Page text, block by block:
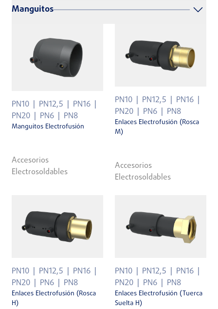
Manguitos
PN10 PN12,5
PN16
PN20
PN6 PN8
Manguitos Electrofusión
Accesorios
Electrosoldables
PN10 PN12,5
PN16
PN20
PN6 PN8
Enlaces Electrofusión (Rosca
M)
Accesorios
Electrosoldables
PN10 PN12,5
PN16
PN20
PN6 PN8
Enlaces Electrofusión (Rosca
H)
PN10 PN12,5
PN16
PN20
PN6 PN8
Enlaces Electrofusión (Tuerca
Suelta H)